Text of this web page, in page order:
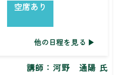
空席あり
他の日程を見る
講師： 河野 通陽 氏